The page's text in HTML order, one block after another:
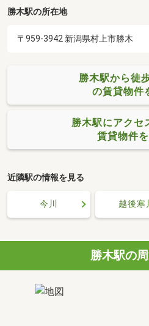
勝木駅の所在地
〒959-3942 新潟県村上市勝木
勝木駅から徒
の賃貸物件
勝木駅にアクセ
賃貸物件
近隣駅の情報を見る
今川 越後寒
勝木駅の